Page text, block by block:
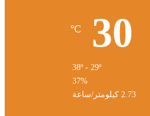
30
℃
38º - 29º
37%
2.73 كيلومتر/ساعة